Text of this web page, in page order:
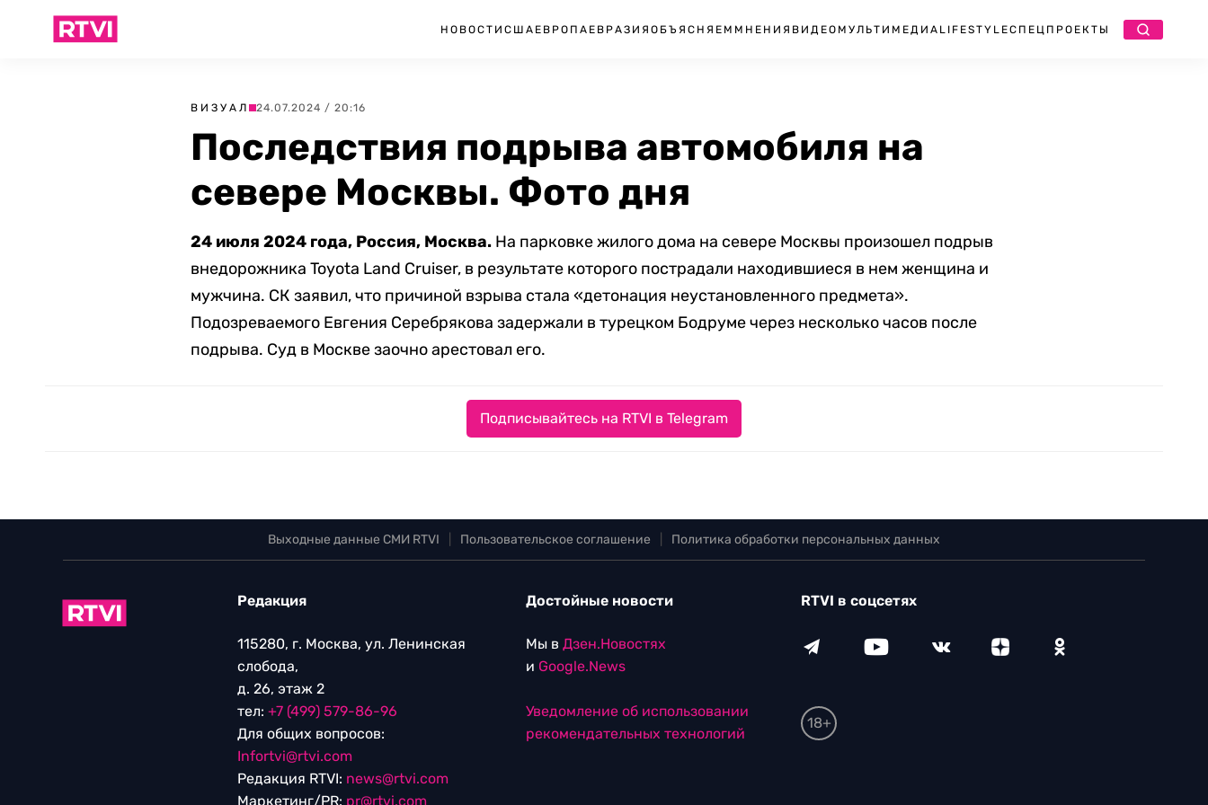
НОВОСТИ США ЕВРОПА ЕВРАЗИЯ ОБЪЯСНЯЕМ МНЕНИЯ ВИДЕО МУЛЬТИМЕДИА LIFESTYLEСПЕЦПРОЕКТЫ
ВИЗУАЛ 24.07.2024 / 20:16
Последствия подрыва автомобиля на
севере Москвы. Фото дня
24 июля 2024 года, Россия, Москва. На парковке жилого дома на севере Москвы произошел подрыв
внедорожника Toyota Land Cruiser, в результате которого пострадали находившиеся в нем женщина и
мужчина. СК заявил, что причиной взрыва стала «детонация неустановленного предмета».
Подозреваемого Евгения Серебрякова задержали в турецком Бодруме через несколько часов после
подрыва. Суд в Москве заочно арестовал его.
Подписывайтесь на RTVI в Telegram
Выходные данные СМИ RTVI Пользовательское соглашение Политика обработки персональных данных
Редакция
115280, г. Москва, ул. Ленинская
слобода,
д. 26, этаж 2
тел: +7 (499) 579-86-96
Для общих вопросов:
Infortvi@rtvi.com
Редакция RTVI: news@rtvi.com
Маркетинг/PR: pr@rtvi.com
Достойные новости
Мы в Дзен.Новостях
и Google.News
Уведомление об использовании
рекомендательных технологий
RTVI в соцсетях
18+